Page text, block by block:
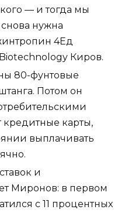
— и тогда мы
нужна
4Ед
Киров.
80-фунтовые
Потом он
карты,
выплачивать
и
Миронов: в первом
с 11 процентных